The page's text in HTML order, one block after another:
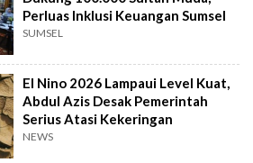
Perluas Inklusi Keuangan Sumsel
SUMSEL
El Nino 2026 Lampaui Level Kuat,
Abdul Azis Desak Pemerintah
Serius Atasi Kekeringan
NEWS